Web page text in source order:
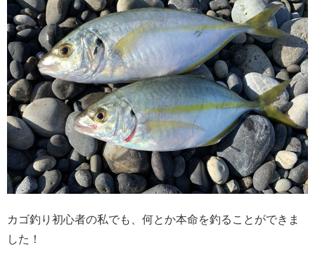
カゴ釣り初心者の私でも、何とか本命を釣ることができま
した！